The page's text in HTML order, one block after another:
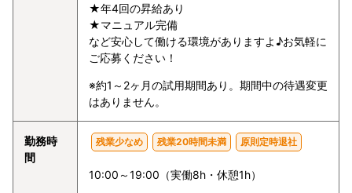
★年4回の昇給あり
★マニュアル完備
など安心して働ける環境がありますよ♪お気軽に
ご応募ください！
※約1～2ヶ月の試用期間あり。期間中の待遇変更
はありません。
勤務時
間
残業少なめ 残業20時間未満 原則定時退社
10:00～19:00（実働8h・休憩1h）